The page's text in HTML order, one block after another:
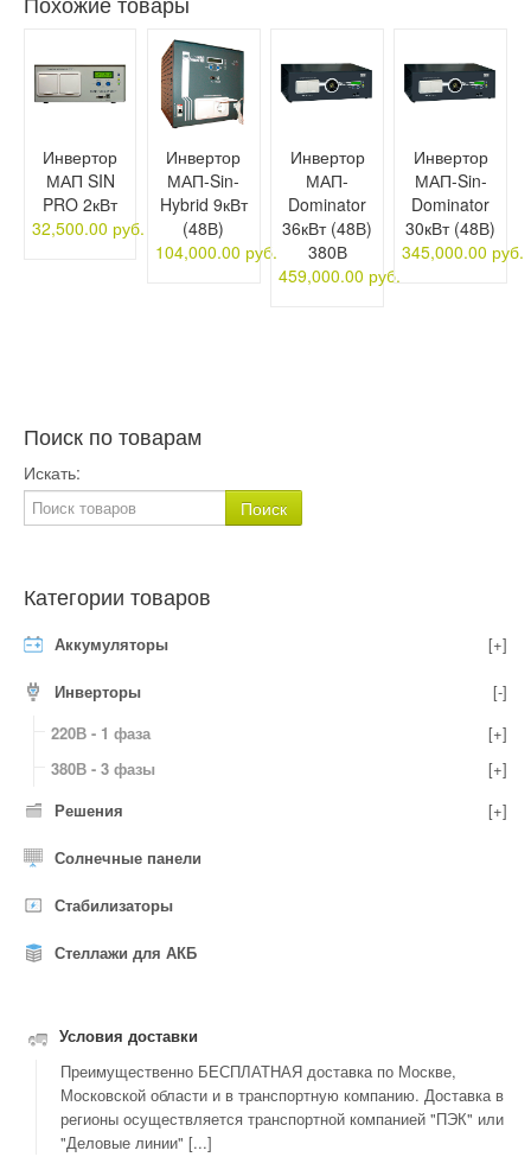
Инвертор
МАП SIN
PRO 2кВт
32,500.00 руб.
Инвертор
МАП-Sin-
Hybrid 9кВт
(48В)
104,000.00 руб.
Инвертор
МАП-
Dominator
36кВт (48В)
380В
459,000.00 руб.
Инвертор
МАП-Sin-
Dominator
30кВт (48В)
345,000.00 руб.
Поиск по товарам
Искать:
Категории товаров
Аккумуляторы [+]
Инверторы
[-]
220В - 1 фаза
[+]
380В - 3 фазы
[+]
Решения
[+]
Солнечные панели
Стабилизаторы
Стеллажи для АКБ
Условия доставки
Преимущественно БЕСПЛАТНАЯ доставка по Москве,
Московской области и в транспортную компанию. Доставка в
регионы осуществляется транспортной компанией "ПЭК" или
"Деловые линии" [...]